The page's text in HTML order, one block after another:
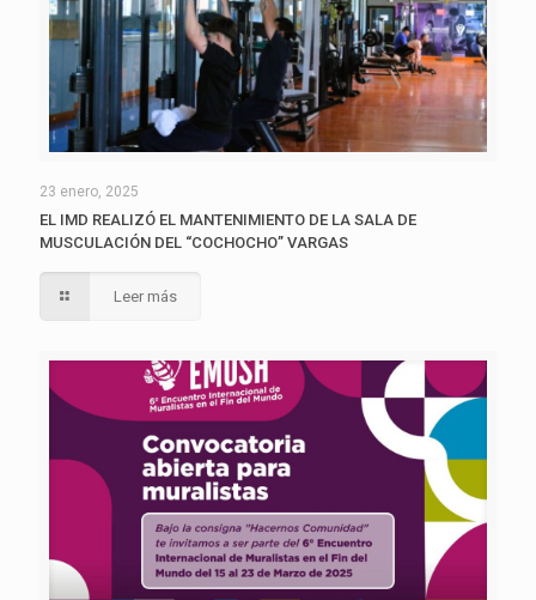
23 enero, 2025
EL IMD REALIZÓ EL MANTENIMIENTO DE LA SALA DE
MUSCULACIÓN DEL “COCHOCHO” VARGAS
Leer más